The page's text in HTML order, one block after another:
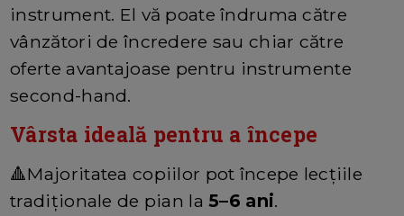
instrument. El vă poate îndruma către
vânzători de încredere sau chiar către
oferte avantajoase pentru instrumente
second-hand.
Vârsta ideală pentru a începe
🔺Majoritatea copiilor pot începe lecțiile
tradiționale de pian la5–6 ani.